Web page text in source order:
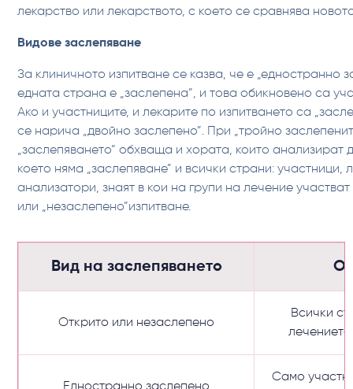
лекарство или лекарството, с което се сравнява
‍Видове заслепяване
За клиничното изпитване се казва, че е „едностранно
едната страна е „заслепена”, и това обикновено са
Ако и участниците, и лекарите по изпитването са
се нарича „двойно заслепено”. При „тройно
„заслепяването” обхваща и хората, които анализират
което няма „заслепяване” и всички страни: участници,
анализатори, знаят в кои на групи на лечение
или „незаслепено”изпитване.
Вид на заслепяването
Открито или незаслепено
Всички
Само